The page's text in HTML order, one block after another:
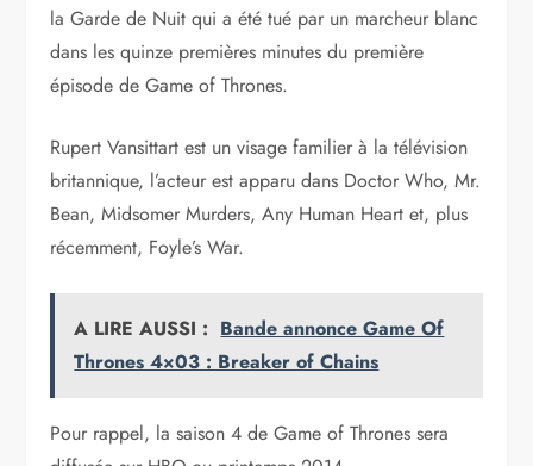
la Garde de Nuit qui a été tué par un marcheur blanc
dans les quinze premières minutes du première
épisode de Game of Thrones.
Rupert Vansittart est un visage familier à la télévision
britannique, l’acteur est apparu dans Doctor Who, Mr.
Bean, Midsomer Murders, Any Human Heart et, plus
récemment, Foyle’s War.
A LIRE AUSSI : Bande annonce Game Of
Thrones 4×03 : Breaker of Chains
Pour rappel, la saison 4 de Game of Thrones sera